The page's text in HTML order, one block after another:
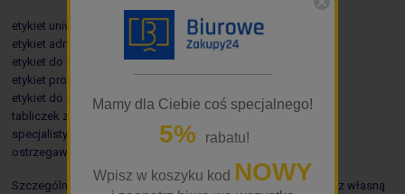
etykiet uniwersalnych,
etykiet adresowych i wysyłkowych,
etykiet do organizacji i archiwizacji,
etykiet produktowych i cenowych,
etykiet do oznaczania i ekspozycji,
tabliczek znamionowych,
specjalistycznych folii,
ostrzegawczych etykiet wysyłkowych.
Szczególną uwagę powinieneś zwrócić na nie, jeśli prowadzisz własną
Mamy dla Ciebie coś specjalnego!
5% rabatu!
Wpisz w koszyku kod NOWY